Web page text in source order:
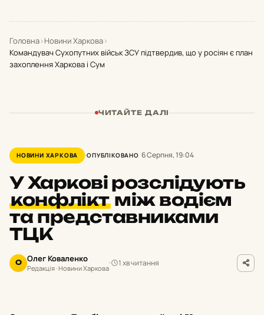
Головна›Новини Харкова›
Командувач Сухопутних військ ЗСУ підтвердив, що у росіян є план
захоплення Харкова і Сум
ЧИТАЙТЕ ДАЛІ
НОВИНИ ХАРКОВА ОПУБЛІКОВАНО 6 Серпня, 19:04
У Харкові розслідують
конфлікт між водієм
та представниками
ТЦК
О Олег Коваленко
Редакція · Новини Харкова
1 хв читання